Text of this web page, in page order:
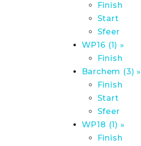
Finish
Start
Sfeer
WP16 (1) »
Finish
Barchem (3) »
Finish
Start
Sfeer
WP18 (1) »
Finish